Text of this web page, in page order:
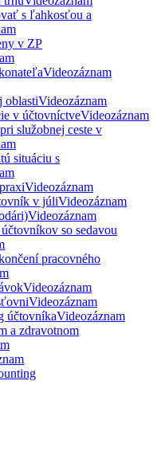
s ľahkosťou a
v ZP
Videozáznam
oblastiVideozáznam
v účtovníctveVideozáznam
služobnej ceste v
situáciu s
Videozáznam
v júliVideozáznam
Videozáznam
so sedavou
pracovného
Videozáznam
Videozáznam
účtovníkaVideozáznam
a zdravotnom